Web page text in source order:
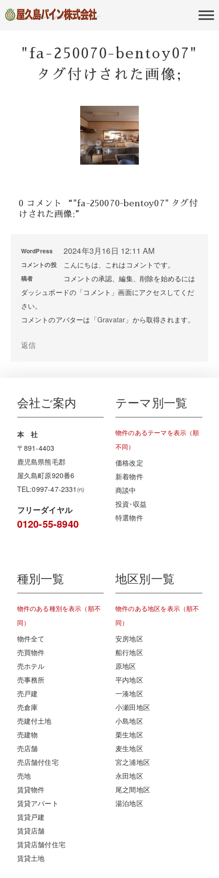
屋久島パイン
株式会社
のポータルサイト
"fa-250070-bentoy07"
タグ付けされた画像;
0 コメント “"fa-250070-bentoy07" タグ付
けされた画像;”
WordPress
コメントの投
稿者
2024年3月16日 12:11 AM
こんにちは、これはコメントです。
コメントの承認、編集、削除を始めるには
ダッシュボードの「コメント」画面にアクセスしてくだ
さい。
コメントのアバターは「Gravatar 」から取得されます。
返信
会社ご案内
本 社
〒891-4403
鹿児島県熊毛郡
屋久島町原920番6
TEL:0997-47-2331㈹
フリーダイヤル
0120-55-8940
テーマ別一覧
物件のあるテーマを表示（順
不同）
価格改定
新着物件
商談中
投資･収益
特選物件
種別一覧
物件のある種別を表示（順不
同）
物件全て
売買物件
売ホテル
売事務所
売戸建
売倉庫
売建付土地
売建物
売店舗
売店舗付住宅
売地
賃貸物件
賃貸アパート
賃貸戸建
賃貸店舗
賃貸店舗付住宅
賃貸土地
地区別一覧
物件のある地区を表示（順不
同）
安房地区
船行地区
原地区
平内地区
一湊地区
小瀬田地区
小島地区
栗生地区
麦生地区
宮之浦地区
永田地区
尾之間地区
湯泊地区